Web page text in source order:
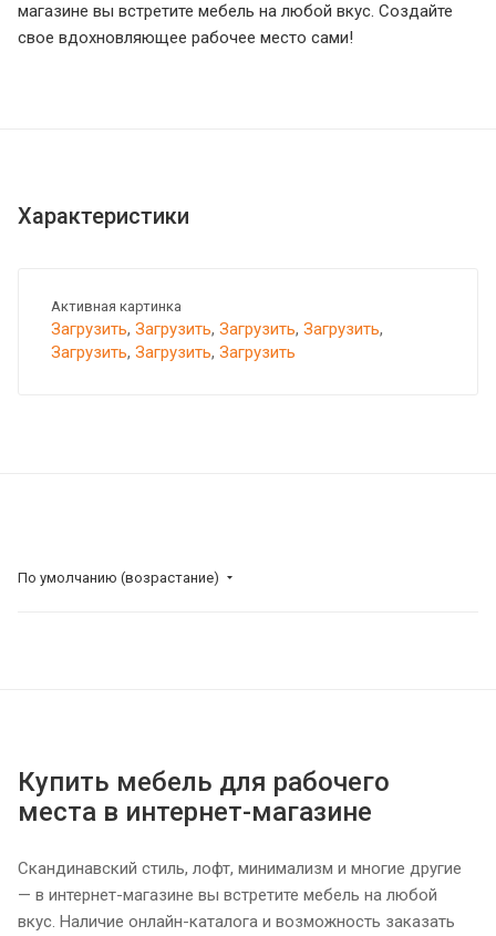
магазине вы встретите мебель на любой вкус. Создайте
свое вдохновляющее рабочее место сами!
Характеристики
Активная картинка
Загрузить, Загрузить, Загрузить, Загрузить,
Загрузить, Загрузить, Загрузить
По умолчанию (возрастание)
Купить мебель для рабочего
места в интернет-магазине
Скандинавский стиль, лофт, минимализм и многие другие
— в интернет-магазине вы встретите мебель на любой
вкус. Наличие онлайн-каталога и возможность заказать